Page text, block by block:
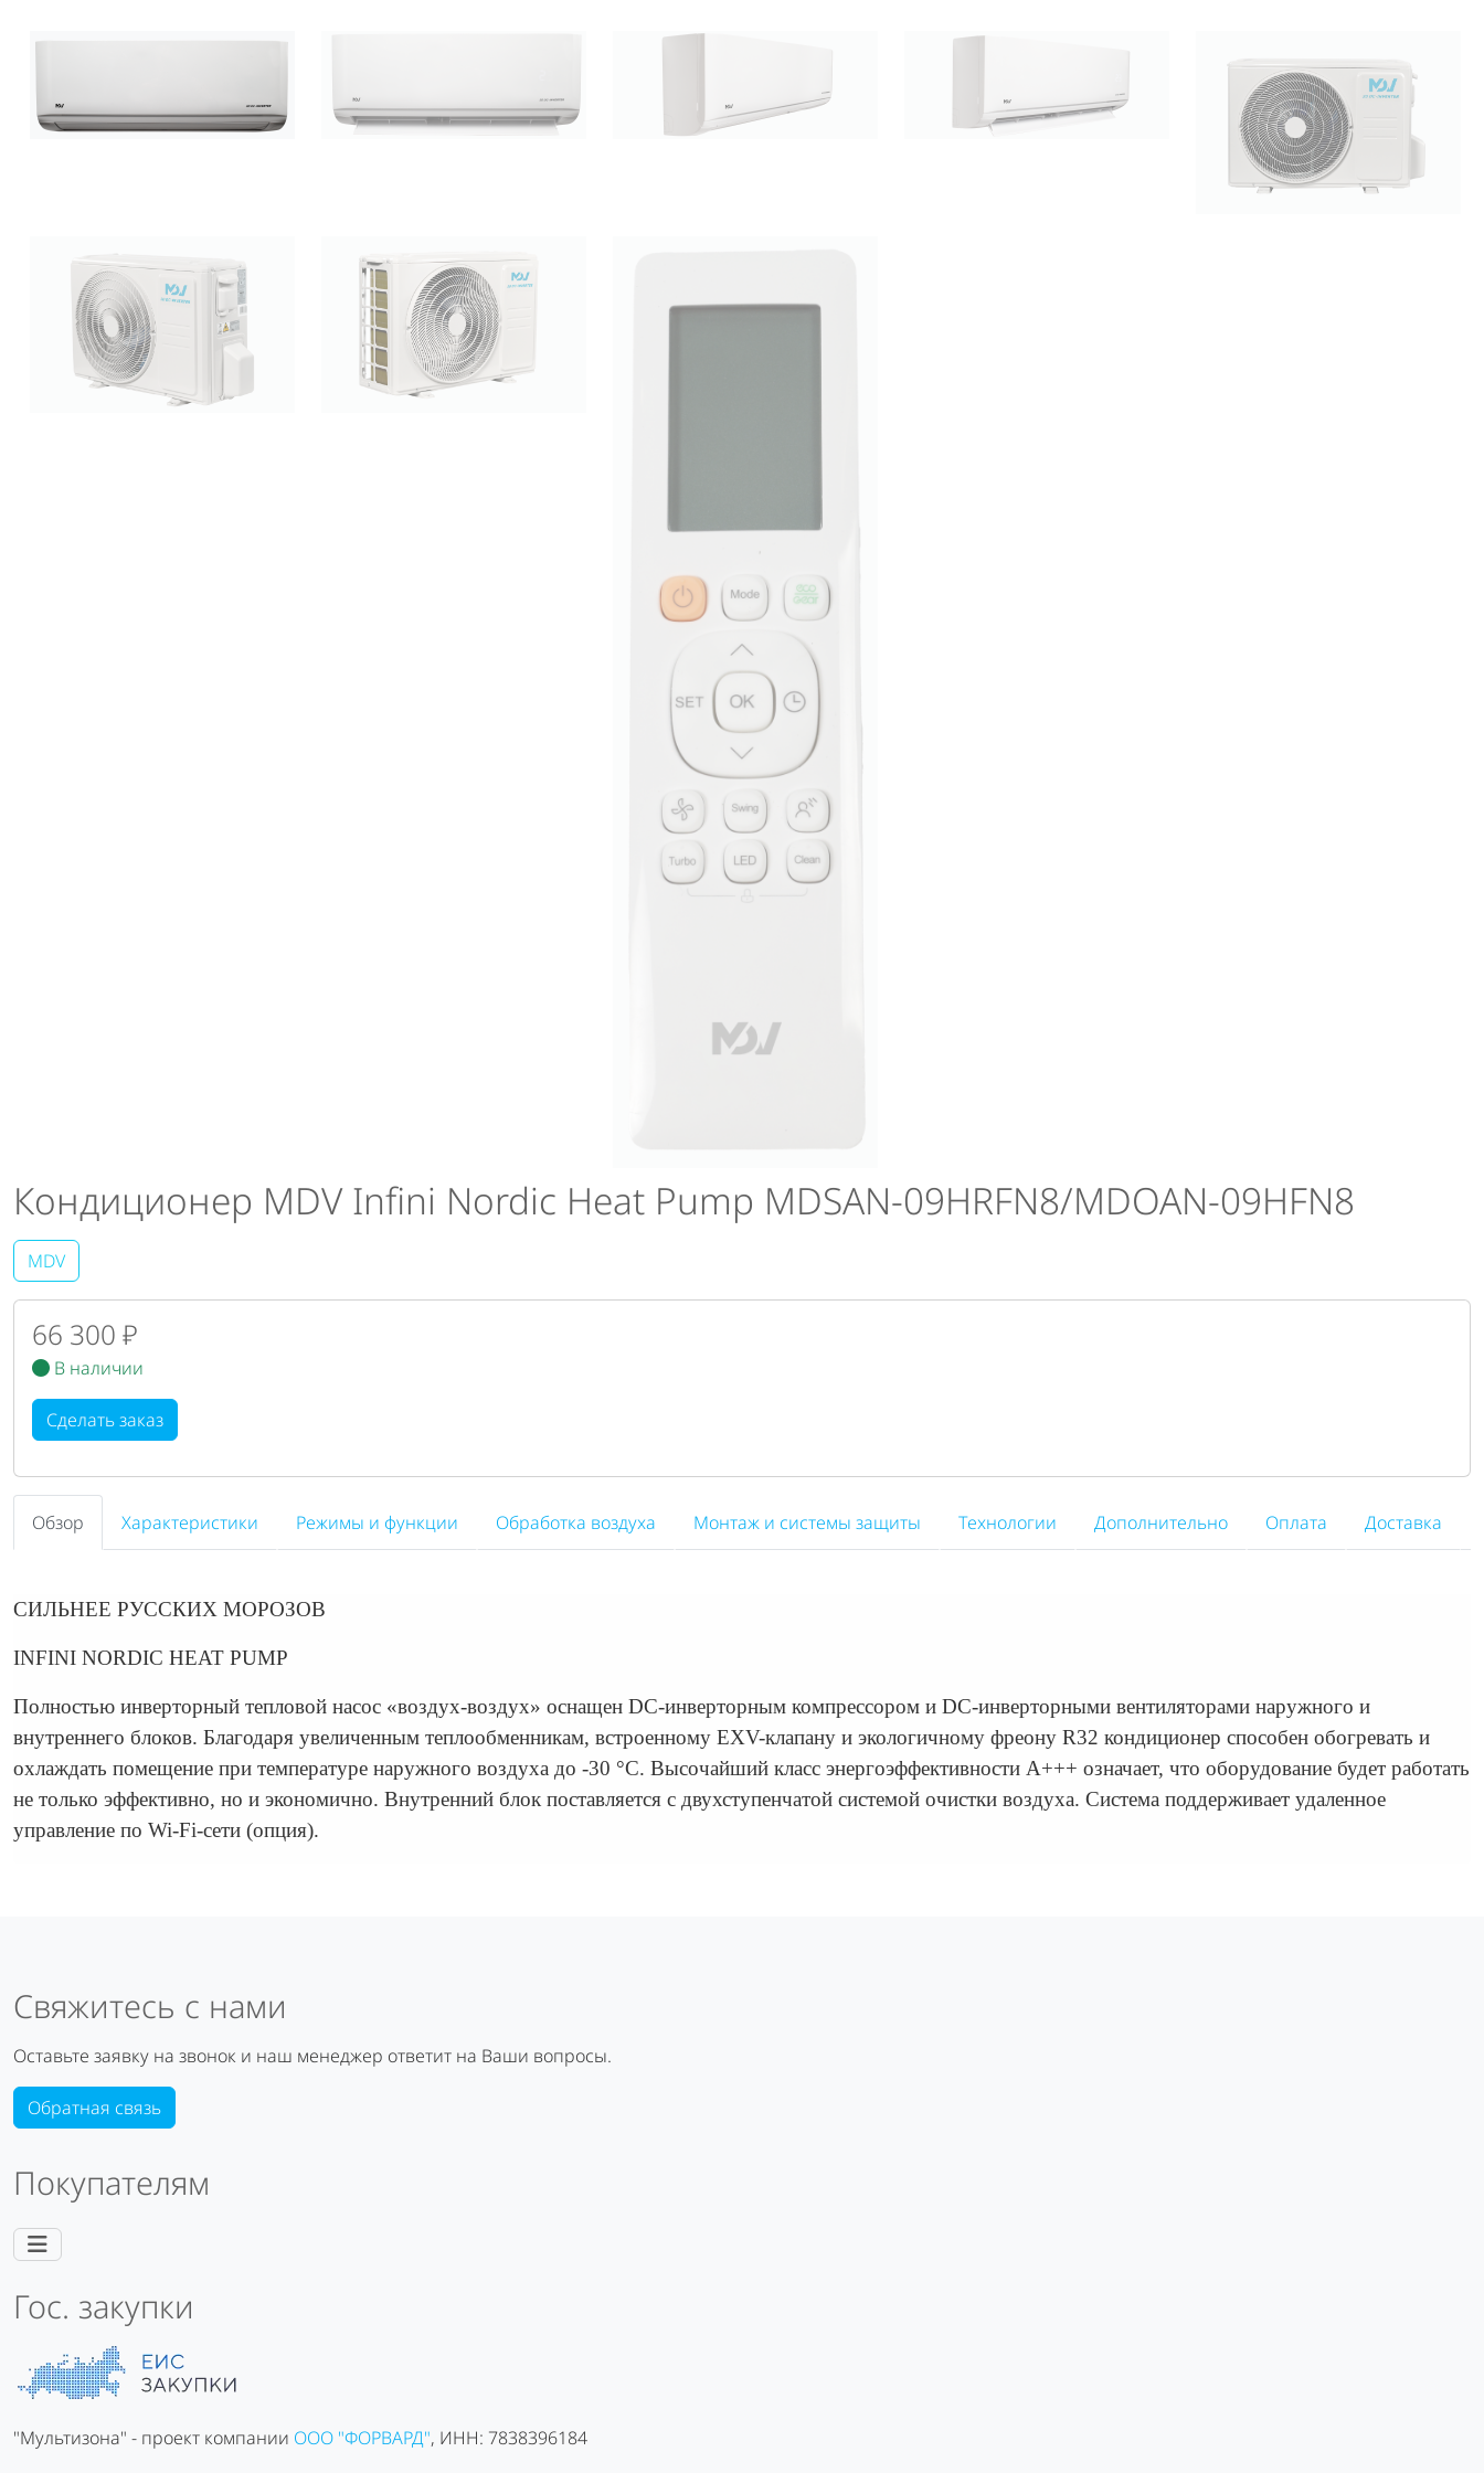
Кондиционер MDV Infini Nordic Heat Pump MDSAN-09HRFN8/MDOAN-09HFN8
MDV
66 300 ₽
В наличии
Сделать заказ
Обзор Характеристики Режимы и функции Обработка воздуха Монтаж и системы защиты Технологии Дополнительно Оплата Доставка
СИЛЬНЕЕ РУССКИХ МОРОЗОВ
INFINI NORDIC HEAT PUMP
Полностью инверторный тепловой насос «воздух-воздух» оснащен DC-инверторным компрессором и DC-инверторными вентиляторами наружного и
внутреннего блоков. Благодаря увеличенным теплообменникам, встроенному EXV-клапану и экологичному фреону R32 кондиционер способен обогревать и
охлаждать помещение при температуре наружного воздуха до -30 °С. Высочайший класс энергоэффективности А+++ означает, что оборудование будет работать
не только эффективно, но и экономично. Внутренний блок поставляется с двухступенчатой системой очистки воздуха. Система поддерживает удаленное
управление по Wi-Fi-сети (опция).
Покупателям
Гос. закупки
"Мультизона" - проект компании ООО "ФОРВАРД", ИНН: 7838396184
Свяжитесь с нами
Оставьте заявку на звонок и наш менеджер ответит на Ваши вопросы.
Обратная связь